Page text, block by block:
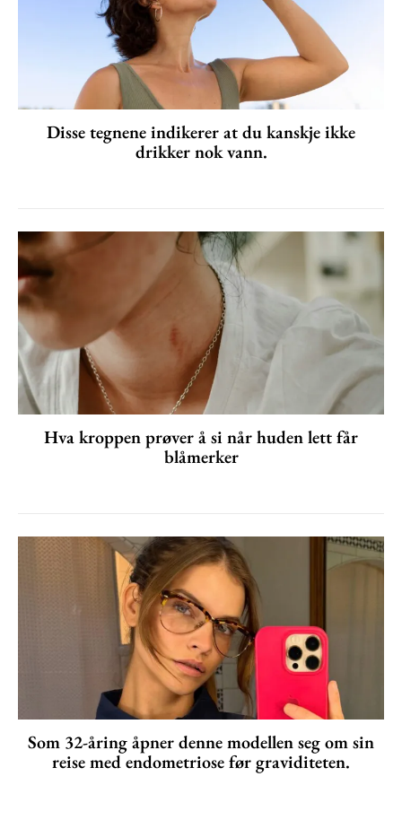
Disse tegnene indikerer at du kanskje ikke
drikker nok vann.
Hva kroppen prøver å si når huden lett får
blåmerker
Som 32-åring åpner denne modellen seg om sin
reise med endometriose før graviditeten.